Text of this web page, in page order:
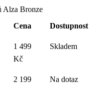
Alza Bronze
Cena Dostupnost
1 499
Kč
Skladem
2 199
Na dotaz